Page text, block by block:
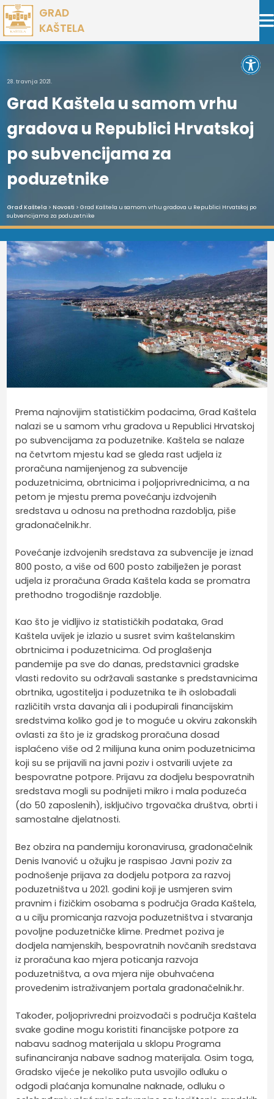
Preskoči
na
sadržaj
GRAD
KAŠTELA
28. travnja 2021.
Grad Kaštela u samom vrhu
gradova u Republici Hrvatskoj
po subvencijama za
poduzetnike
Grad Kaštela > Novosti > Grad Kaštela u samom vrhu gradova u Republici Hrvatskoj po
subvencijama za poduzetnike
Prema najnovijim statističkim podacima, Grad Kaštela
nalazi se u samom vrhu gradova u Republici Hrvatskoj
po subvencijama za poduzetnike. Kaštela se nalaze
na četvrtom mjestu kad se gleda rast udjela iz
proračuna namijenjenog za subvencije
poduzetnicima, obrtnicima i poljoprivrednicima, a na
petom je mjestu prema povećanju izdvojenih
sredstava u odnosu na prethodna razdoblja, piše
gradonačelnik.hr.
Povećanje izdvojenih sredstava za subvencije je iznad
800 posto, a više od 600 posto zabilježen je porast
udjela iz proračuna Grada Kaštela kada se promatra
prethodno trogodišnje razdoblje.
Kao što je vidljivo iz statističkih podataka, Grad
Kaštela uvijek je izlazio u susret svim kaštelanskim
obrtnicima i poduzetnicima. Od proglašenja
pandemije pa sve do danas, predstavnici gradske
vlasti redovito su održavali sastanke s predstavnicima
obrtnika, ugostitelja i poduzetnika te ih oslobađali
različitih vrsta davanja ali i podupirali financijskim
sredstvima koliko god je to moguće u okviru zakonskih
ovlasti za što je iz gradskog proračuna dosad
isplaćeno više od 2 milijuna kuna onim poduzetnicima
koji su se prijavili na javni poziv i ostvarili uvjete za
bespovratne potpore. Prijavu za dodjelu bespovratnih
sredstava mogli su podnijeti mikro i mala poduzeća
(do 50 zaposlenih), isključivo trgovačka društva, obrti i
samostalne djelatnosti.
Bez obzira na pandemiju koronavirusa, gradonačelnik
Denis Ivanović u ožujku je raspisao Javni poziv za
podnošenje prijava za dodjelu potpora za razvoj
poduzetništva u 2021. godini koji je usmjeren svim
pravnim i fizičkim osobama s područja Grada Kaštela,
a u cilju promicanja razvoja poduzetništva i stvaranja
povoljne poduzetničke klime. Predmet poziva je
dodjela namjenskih, bespovratnih novčanih sredstava
iz proračuna kao mjera poticanja razvoja
poduzetništva, a ova mjera nije obuhvaćena
provedenim istraživanjem portala gradonačelnik.hr.
Također, poljoprivredni proizvođači s područja Kaštela
svake godine mogu koristiti financijske potpore za
nabavu sadnog materijala u sklopu Programa
sufinanciranja nabave sadnog materijala. Osim toga,
Gradsko vijeće je nekoliko puta usvojilo odluku o
odgodi plaćanja komunalne naknade, odluku o